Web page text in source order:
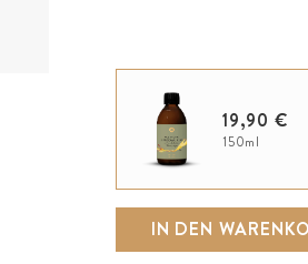
19,90 €
150ml
IN DEN